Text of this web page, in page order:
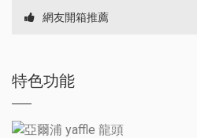
網友開箱推薦
特色功能